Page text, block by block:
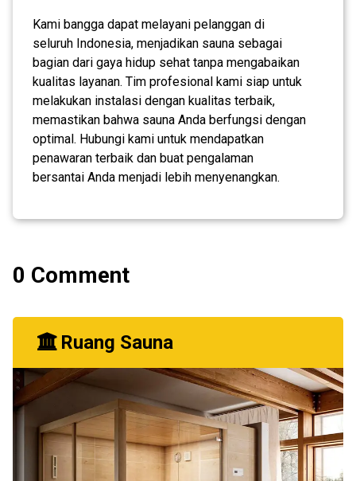
Kami bangga dapat melayani pelanggan di
seluruh Indonesia, menjadikan sauna sebagai
bagian dari gaya hidup sehat tanpa mengabaikan
kualitas layanan. Tim profesional kami siap untuk
melakukan instalasi dengan kualitas terbaik,
memastikan bahwa sauna Anda berfungsi dengan
optimal. Hubungi kami untuk mendapatkan
penawaran terbaik dan buat pengalaman
bersantai Anda menjadi lebih menyenangkan.
0 Comment
Ruang Sauna